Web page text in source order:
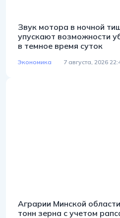
Звук мотора в ночной
упускают возможности
в темное время суток
Экономика 7 августа, 2026
Аграрии Минской
тонн зерна с учетом